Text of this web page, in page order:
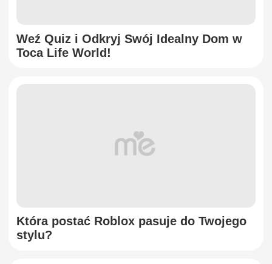
Weź Quiz i Odkryj Swój Idealny Dom w
Toca Life World!
Która postać Roblox pasuje do Twojego
stylu?